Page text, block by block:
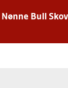
Nønne Bull Skov